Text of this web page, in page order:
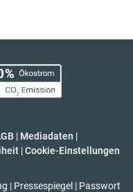
| Mediadaten |
| Cookie-Einstellungen
| Pressespiegel | Passwort